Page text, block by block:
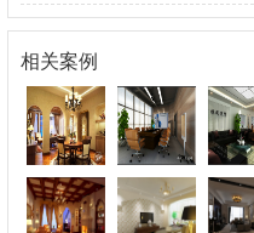
相关案例